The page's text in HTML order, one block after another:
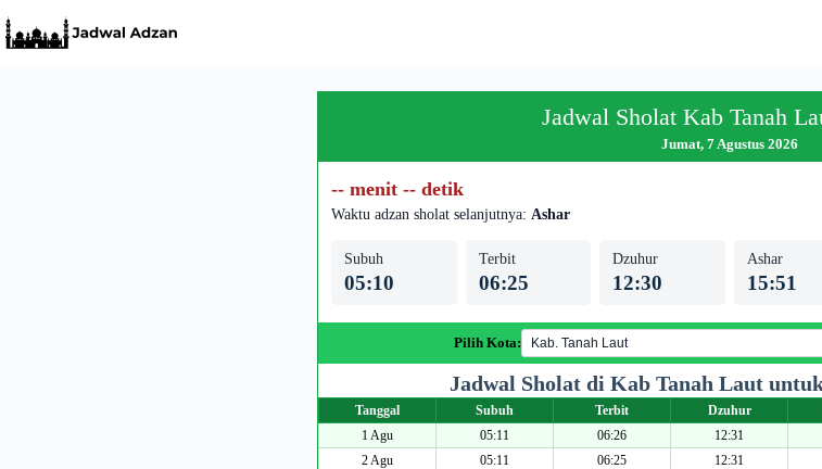
to
content
Jadwal Sholat Kab Tanah
Jumat, 7 Agustus 2026
-- menit -- detik
Waktu adzan sholat selanjutnya: Ashar
Subuh
05:10
Terbit
06:25
Dzuhur
12:30
Ashar
15:51
Pilih Kota:
Jadwal Sholat di Kab Tanah Laut
Tanggal Subuh Terbit Dzuhur
1 Agu
05:11 06:26 12:31
2 Agu
05:11 06:25 12:31